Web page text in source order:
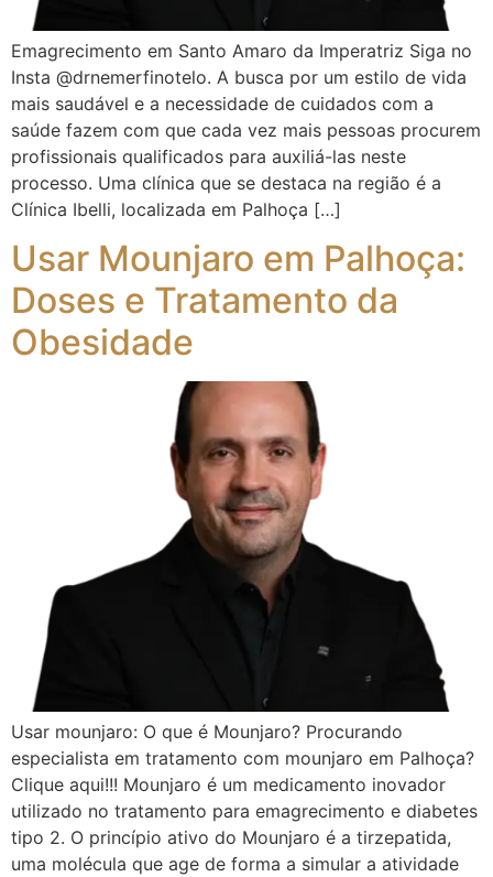
Emagrecimento em Santo Amaro da Imperatriz Siga no
Insta @drnemerfinotelo. A busca por um estilo de vida
mais saudável e a necessidade de cuidados com a
saúde fazem com que cada vez mais pessoas procurem
profissionais qualificados para auxiliá-las neste
processo. Uma clínica que se destaca na região é a
Clínica Ibelli, localizada em Palhoça […]
Usar Mounjaro em Palhoça:
Doses e Tratamento da
Obesidade
Usar mounjaro: O que é Mounjaro? Procurando
especialista em tratamento com mounjaro em Palhoça?
Clique aqui!!! Mounjaro é um medicamento inovador
utilizado no tratamento para emagrecimento e diabetes
tipo 2. O princípio ativo do Mounjaro é a tirzepatida,
uma molécula que age de forma a simular a atividade